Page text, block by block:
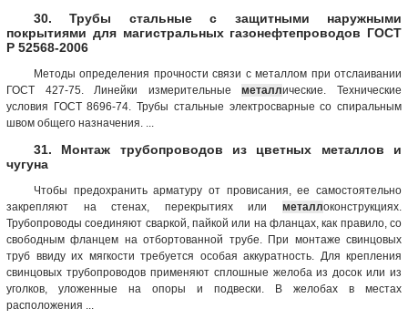
30. Трубы стальные с защитными наружными
покрытиями для магистральных газонефтепроводов ГОСТ
Р 52568-2006
Методы определения прочности связи с металлом при отслаивании
ГОСТ 427-75. Линейки измерительныеметаллические. Технические
условия ГОСТ 8696-74. Трубы стальные электросварные со спиральным
швом общего назначения. ...
31. Монтаж трубопроводов из цветных металлов и
чугуна
Чтобы предохранить арматуру от провисания, ее самостоятельно
закрепляют на стенах, перекрытиях или металлоконструкциях.
Трубопроводы соединяют сваркой, пайкой или на фланцах, как правило, со
свободным фланцем на отбортованной трубе. При монтаже свинцовых
труб ввиду их мягкости требуется особая аккуратность. Для крепления
свинцовых трубопроводов применяют сплошные желоба из досок или из
уголков, уложенные на опоры и подвески. В желобах в местах
расположения ...